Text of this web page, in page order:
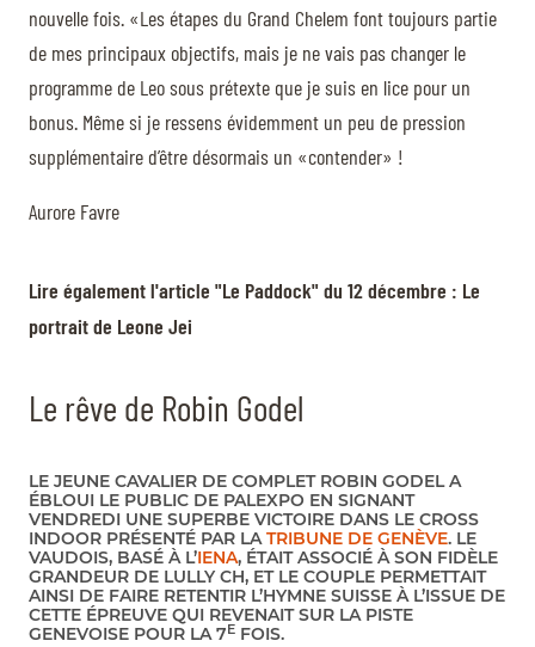
nouvelle fois. «Les étapes du Grand Chelem font toujours partie
de mes principaux objectifs, mais je ne vais pas changer le
programme de Leo sous prétexte que je suis en lice pour un
bonus. Même si je ressens évidemment un peu de pression
supplémentaire d’être désormais un «contender» !
Aurore Favre
Lire également l'article "Le Paddock" du 12 décembre : Le
portrait de Leone Jei
Le rêve de Robin Godel
LE JEUNE CAVALIER DE COMPLET ROBIN GODEL A
ÉBLOUI LE PUBLIC DE PALEXPO EN SIGNANT
VENDREDI UNE SUPERBE VICTOIRE DANS LE CROSS
INDOOR PRÉSENTÉ PAR LATRIBUNE DE GENÈVE. LE
VAUDOIS, BASÉ À L’IENA, ÉTAIT ASSOCIÉ À SON FIDÈLE
GRANDEUR DE LULLY CH, ET LE COUPLE PERMETTAIT
AINSI DE FAIRE RETENTIR L’HYMNE SUISSE À L’ISSUE DE
CETTE ÉPREUVE QUI REVENAIT SUR LA PISTE
GENEVOISE POUR LA 7E FOIS.